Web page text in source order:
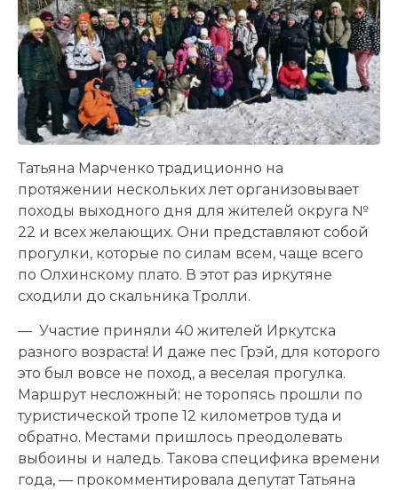
Татьяна Марченко традиционно на
протяжении нескольких лет организовывает
походы выходного дня для жителей округа №
22 и всех желающих. Они представляют собой
прогулки, которые по силам всем, чаще всего
по Олхинскому плато. В этот раз иркутяне
сходили до скальника Тролли.
— Участие приняли 40 жителей Иркутска
разного возраста! И даже пес Грэй, для которого
это был вовсе не поход, а веселая прогулка.
Маршрут несложный: не торопясь прошли по
туристической тропе 12 километров туда и
обратно. Местами пришлось преодолевать
выбоины и наледь. Такова специфика времени
года, — прокомментировала депутат Татьяна